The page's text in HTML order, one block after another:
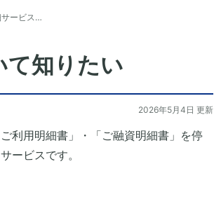
サービス…
て知りたい
2026年5月4日 更新
利用明細書」・「ご融資明細書」を停
ービスです。